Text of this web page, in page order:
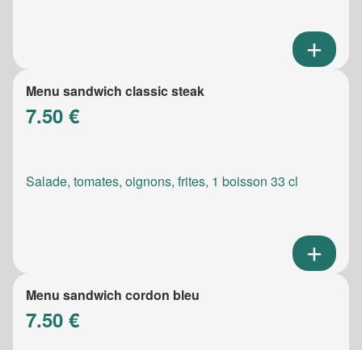
Menu sandwich classic steak
7.50 €
Salade, tomates, oignons, frites, 1 boisson 33 cl
Menu sandwich cordon bleu
7.50 €